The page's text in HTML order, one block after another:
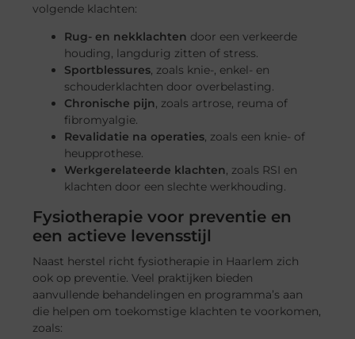
volgende klachten:
Rug- en nekklachten door een verkeerde
houding, langdurig zitten of stress.
Sportblessures, zoals knie-, enkel- en
schouderklachten door overbelasting.
Chronische pijn, zoals artrose, reuma of
fibromyalgie.
Revalidatie na operaties, zoals een knie- of
heupprothese.
Werkgerelateerde klachten, zoals RSI en
klachten door een slechte werkhouding.
Fysiotherapie voor preventie en
een actieve levensstijl
Naast herstel richt fysiotherapie in Haarlem zich
ook op preventie. Veel praktijken bieden
aanvullende behandelingen en programma’s aan
die helpen om toekomstige klachten te voorkomen,
zoals: